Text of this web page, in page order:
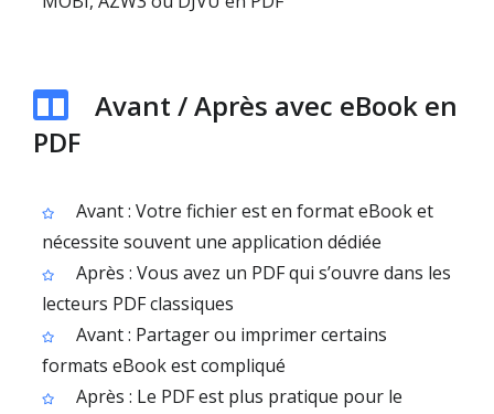
Avant / Après avec eBook en
PDF
Avant : Votre fichier est en format eBook et
nécessite souvent une application dédiée
Après : Vous avez un PDF qui s’ouvre dans les
lecteurs PDF classiques
Avant : Partager ou imprimer certains
formats eBook est compliqué
Après : Le PDF est plus pratique pour le